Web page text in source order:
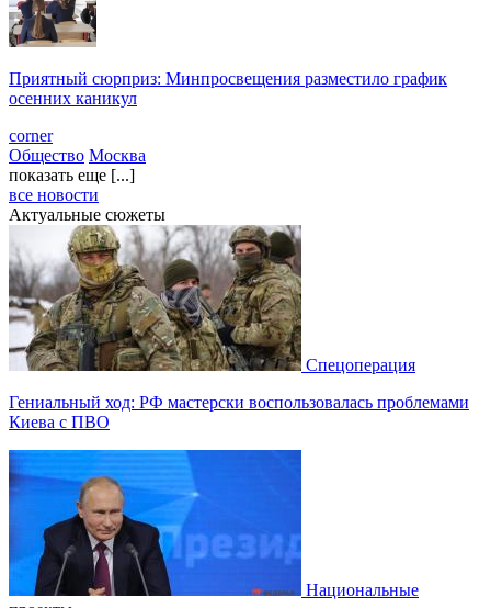
Приятный сюрприз: Минпросвещения разместило график
осенних каникул
corner
Общество Москва
показать еще [...]
все новости
Актуальные сюжеты
Спецоперация
Гениальный ход: РФ мастерски воспользовалась проблемами
Киева с ПВО
Национальные